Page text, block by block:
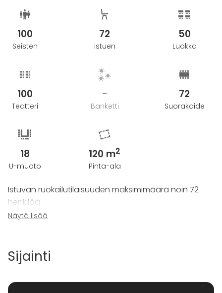
100
Seisten
72
Istuen
50
Luokka
100
Teatteri
-
Banketti
72
Suorakaide
18
U-muoto
120 m2
Pinta-ala
Istuvan ruokailutilaisuuden maksimimäärä noin 72
henkilöä.
Seisova cocktail-tilaisuus maksimimäärä noin 100
max. 50 hlöä.
Näytä lisää
Sijainti